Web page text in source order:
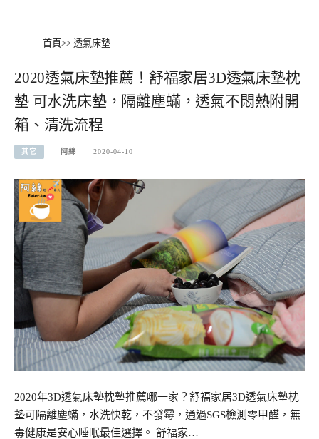
首頁>> 透氣床墊
2020透氣床墊推薦！舒福家居3D透氣床墊枕
墊 可水洗床墊，隔離塵蟎，透氣不悶熱附開
箱、清洗流程
其它 阿綿 2020-04-10
2020年3D透氣床墊枕墊推薦哪一家？舒福家居3D透氣床墊枕
墊可隔離塵蟎，水洗快乾，不發霉，通過SGS檢測零甲醛，無
毒健康是安心睡眠最佳選擇。 舒福家…